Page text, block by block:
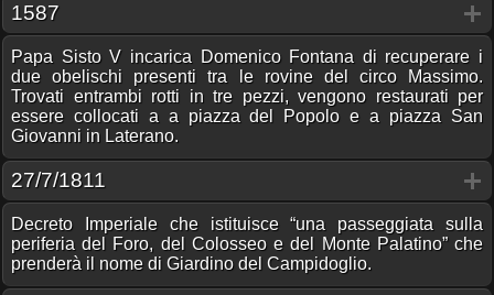
1587
Papa Sisto V incarica Domenico Fontana di recuperare i
due obelischi presenti tra le rovine del circo Massimo.
Trovati entrambi rotti in tre pezzi, vengono restaurati per
essere collocati a a piazza del Popolo e a piazza San
Giovanni in Laterano.
27/7/1811
Decreto Imperiale che istituisce “una passeggiata sulla
periferia del Foro, del Colosseo e del Monte Palatino” che
prenderà il nome di Giardino del Campidoglio.